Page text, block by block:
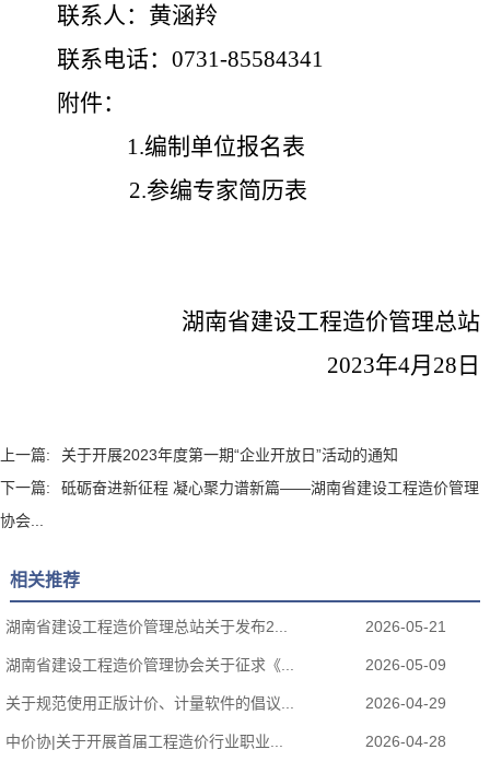
联系人：黄涵羚
联系电话： 0731-85584341
附件：
1.编制单位报名表
2.参编专家简历表
湖南省建设工程造价管理总站
2023年4月28 日
上一篇:
关于开展2023年度第一期“企业开放日”活动的通知
下一篇:
砥砺奋进新征程 凝心聚力谱新篇——湖南省建设工程造价管理
协会...
相关推荐
湖南省建设工程造价管理总站关于发布2... 2026-05-21
湖南省建设工程造价管理协会关于征求《... 2026-05-09
关于规范使用正版计价、计量软件的倡议... 2026-04-29
中价协|关于开展首届工程造价行业职业... 2026-04-28